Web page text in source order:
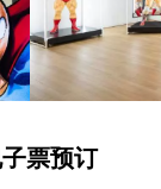
票预订